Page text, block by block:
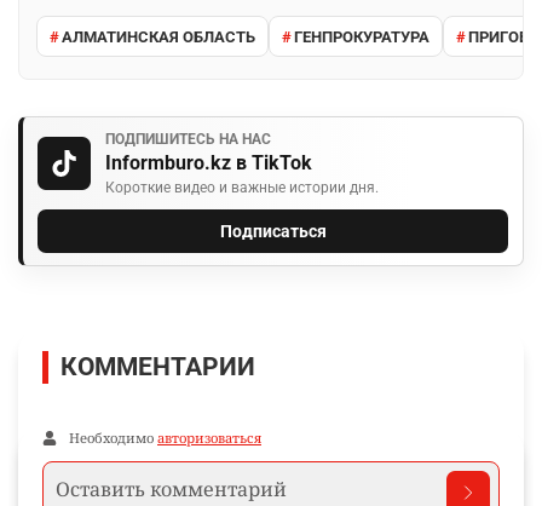
АЛМАТИНСКАЯ ОБЛАСТЬ ГЕНПРОКУРАТУРА
ПОДПИШИТЕСЬ НА НАС
Informburo.kz в TikTok
Короткие видео и важные истории дня.
Подписаться
КОММЕНТАРИИ
Необходимо авторизоваться